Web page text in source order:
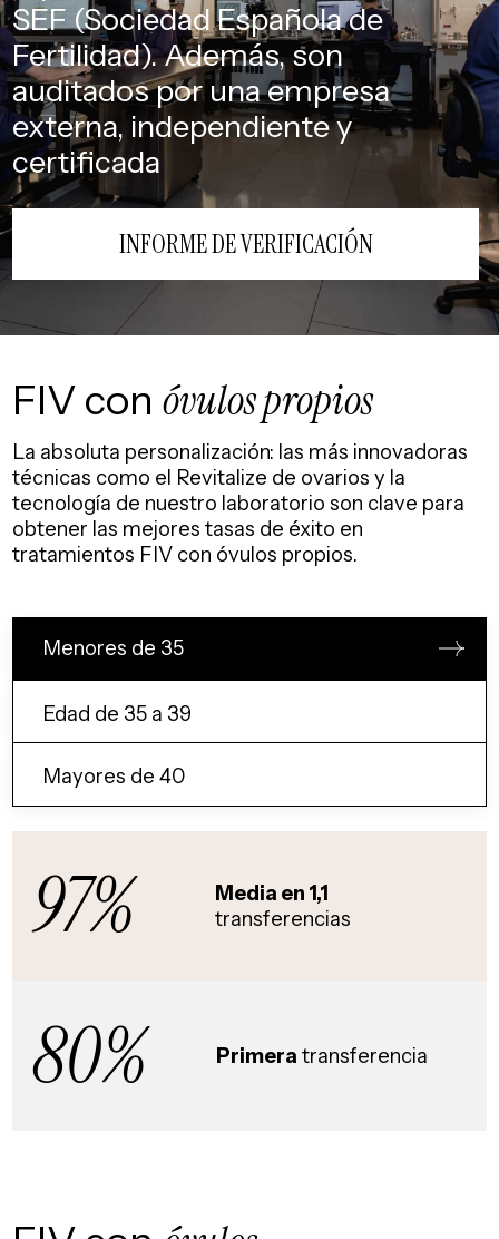
SEF (Sociedad Española de
Fertilidad). Además, son
auditados por una empresa
externa, independiente y
certificada
INFORME DE VERIFICACIÓN
FIV con óvulos propios
La absoluta personalización: las más innovadoras
técnicas como el Revitalize de ovarios y la
tecnología de nuestro laboratorio son clave para
obtener las mejores tasas de éxito en
tratamientos FIV con óvulos propios.
Menores de 35
Edad de 35 a 39
Mayores de 40
80% Primera transferencia
97%
Media en 1,1
transferencias